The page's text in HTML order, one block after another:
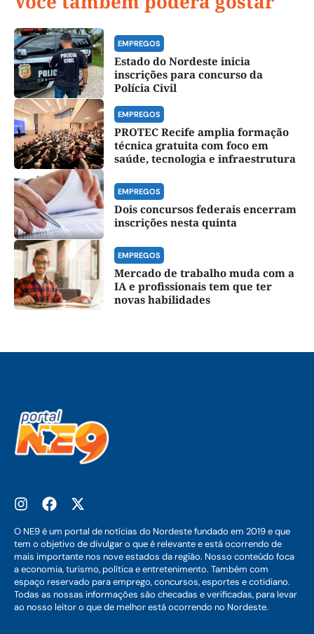
EMPREGOS
Estado do Nordeste inicia
inscrições para concurso da
Polícia Civil
EMPREGOS
PROTEC Recife amplia formação
técnica gratuita com foco em
saúde, tecnologia e infraestrutura
EMPREGOS
Dois concursos federais encerram
inscrições nesta quinta
EMPREGOS
Mercado de trabalho muda com a
IA e profissionais tem que ter
novas habilidades
O NE9 é um portal de notícias do Nordeste fundado em 2019 e que
tem o objetivo de divulgar o que é relevante e está ocorrendo de
mais importante nos nove estados da região. Nosso conteúdo foca
a economia, turismo, política e entretenimento. Também com
espaço reservado para emprego, concursos, esportes e cotidiano.
Todas as nossas informações são checadas e verificadas, para levar
ao nosso leitor o que de melhor está ocorrendo no Nordeste.